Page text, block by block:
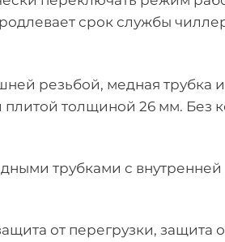
срок службы
резьбой, медная трубка
толщиной 26 мм. Без
трубками с внутренней
от перегрузки, защита